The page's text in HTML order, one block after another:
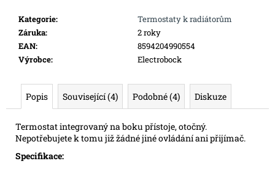
Kategorie:
Termostaty k radiátorům
Záruka:
2 roky
EAN:
8594204990554
Výrobce: Electrobock
Popis Související (4) Podobné (4) Diskuze
Termostat integrovaný na boku přístoje, otočný.
Nepotřebujete k tomu již žádné jiné ovládání ani přijímač.
Specifikace:
e
m
e
TP001
089
Kč